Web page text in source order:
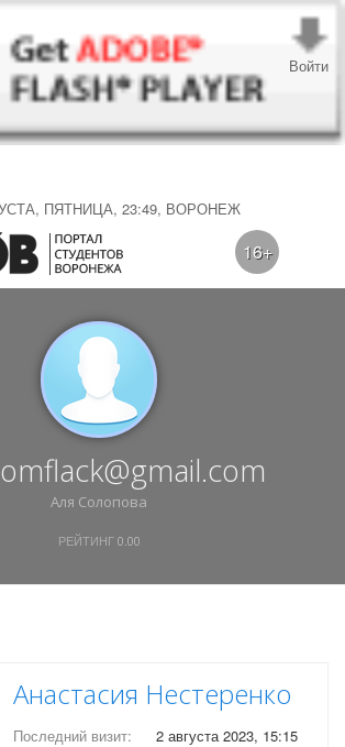
ПЯТНИЦА, 23:49, ВОРОНЕЖ
Войти
16+
Аля Солопова
РЕЙТИНГ 0.00
Анастасия Нестеренко
Последний визит:
2 августа 2023, 15:15